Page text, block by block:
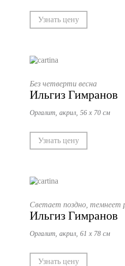
Узнать цену
Без четверти весна
Ильгиз Гимранов
Оргалит, акрил, 56 х 70 см
Узнать цену
Светает поздно, темнеет
Ильгиз Гимранов
Оргалит, акрил, 61 х 78 см
Узнать цену